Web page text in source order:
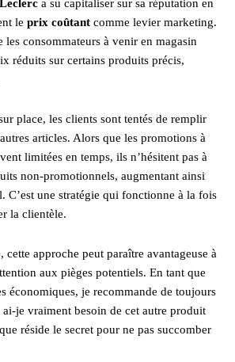
Leclerc a su capitaliser sur sa réputation en
le prix coûtant comme levier marketing.
les consommateurs à venir en magasin
réduits sur certains produits précis,
place, les clients sont tentés de remplir
articles. Alors que les promotions à
limitées en temps, ils n’hésitent pas à
non-promotionnels, augmentant ainsi
C’est une stratégie qui fonctionne à la fois
la clientèle.
approche peut paraître avantageuse à
aux pièges potentiels. En tant que
économiques, je recommande de toujours
ai-je vraiment besoin de cet autre produit
réside le secret pour ne pas succomber